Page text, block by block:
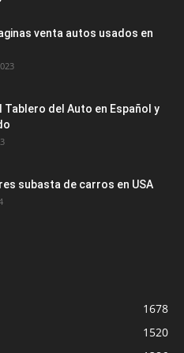
venta autos usados en
Tablero del Auto en Español y
subasta de carros en USA
1678
1520